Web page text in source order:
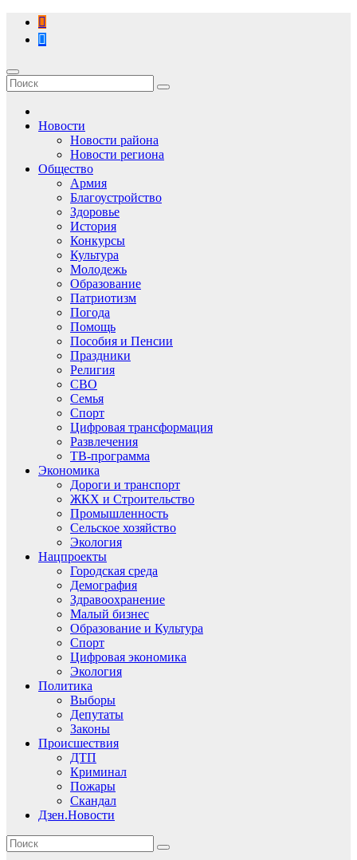
Перейти
содержимому
Новости
Новости района
Новости региона
Общество
Армия
Благоустройство
Здоровье
История
Конкурсы
Культура
Молодежь
Образование
Патриотизм
Погода
Помощь
Пособия и Пенсии
Праздники
Религия
СВО
Семья
Спорт
Цифровая трансформация
Развлечения
ТВ-программа
Экономика
Дороги и транспорт
ЖКХ и Строительство
Промышленность
Сельское хозяйство
Экология
Нацпроекты
Городская среда
Демография
Здравоохранение
Малый бизнес
Образование и Культура
Спорт
Цифровая экономика
Экология
Политика
Выборы
Депутаты
Законы
Происшествия
ДТП
Криминал
Пожары
Скандал
Дзен.Новости